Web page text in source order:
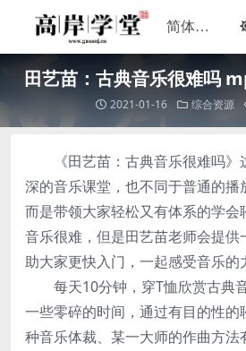
田艺苗：古典音乐很难吗
2021-01-16 综合资源
《田艺苗：古典音乐很难吗》
深的音乐课堂，也不同于普通的播
而是带领大家轻松又有体系的学会
音乐很难，但是田艺苗老师会提供
助大家更快入门，一起感受音乐的
每天10分钟，穿T恤欣赏古典
一些零碎的时间，通过有目的性的
种音乐体裁、某一大师的作曲方法